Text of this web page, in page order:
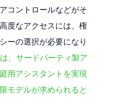
コントロールなどがそ
度なアクセスには、権
ーの選択が必要になり
、サードパーティ製ア
用アシスタントを実現
モデルが求められると